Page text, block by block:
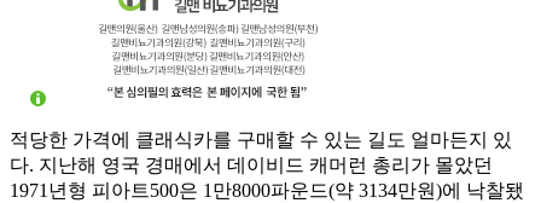
적당한 가격에 클래식카를 구매할 수 있는 길도 얼마든지 있
다. 지난해 영국 경매에서 데이비드 캐머런 총리가 몰았던
1971년형 피아트500은 1만8000파운드(약 3134만원)에 낙찰됐